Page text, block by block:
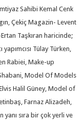
Sahibi Kemal Cenk
Çekiç Magazin- Levent
Taşkıran haricinde;
Tülay Türken,
Rabiei, Make-up
Model Of Models
Halil Güney, Model of
Farnaz Alizadeh,
yanı sıra bir çok yerli ve